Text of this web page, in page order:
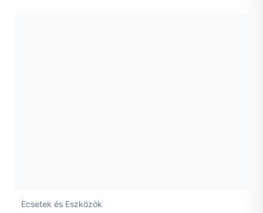
Ecsetek és Eszközök